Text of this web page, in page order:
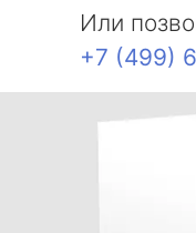
Или
+7 (499)